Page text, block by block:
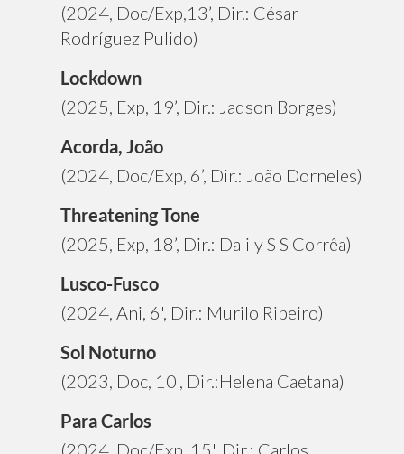
(2024, Doc/Exp,13’, Dir.: César
Rodríguez Pulido)
Lockdown
(2025, Exp, 19’, Dir.: Jadson Borges)
Acorda, João
(2024, Doc/Exp, 6’, Dir.: João Dorneles)
Threatening Tone
(2025, Exp, 18’, Dir.: Dalily S S Corrêa)
Lusco-Fusco
(2024, Ani, 6', Dir.: Murilo Ribeiro)
Sol Noturno
(2023, Doc, 10', Dir.:Helena Caetana)
Para Carlos
(2024, Doc/Exp, 15', Dir.: Carlos